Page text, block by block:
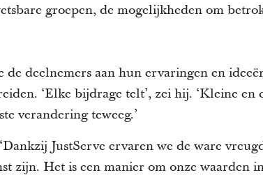
groepen, de mogelijkheden om
deelnemers aan hun ervaringen en
‘Elke bijdrage telt’, zei hij. ‘Kleine en
verandering teweeg.’
JustServe ervaren we de ware
zijn. Het is een manier om onze waarden